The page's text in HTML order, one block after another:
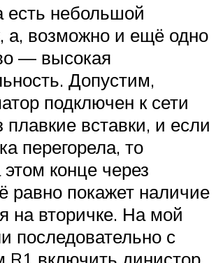
есть небольшой
а, возможно и ещё одно
— высокая
Допустим,
подключен к сети
вставки, и если
перегорела, то
конце через
равно покажет наличие
на вторичке. На мой
последовательно с